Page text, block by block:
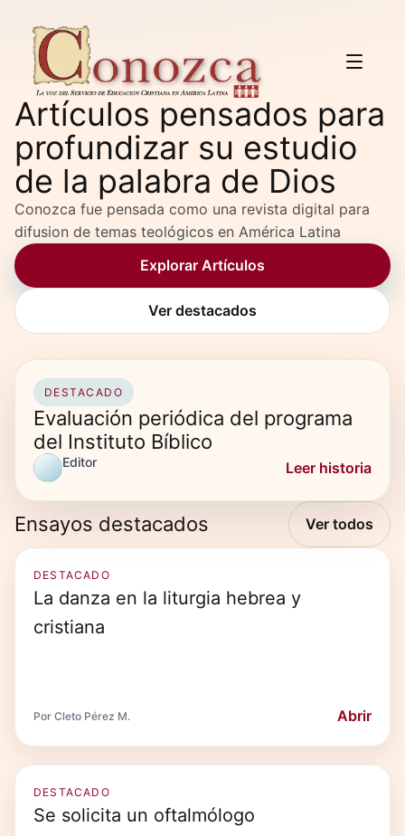
Artículos pensados para
profundizar su estudio
de la palabra de Dios
Conozca fue pensada como una revista digital para
difusion de temas teológicos en América Latina
Explorar Artículos
Ver destacados
DESTACADO
Evaluación periódica del programa
del Instituto Bíblico
Editor Leer historia
Ensayos destacados Ver todos
DESTACADO
La danza en la liturgia hebrea y
cristiana
Por Cleto Pérez M. Abrir
DESTACADO
Se solicita un oftalmólogo